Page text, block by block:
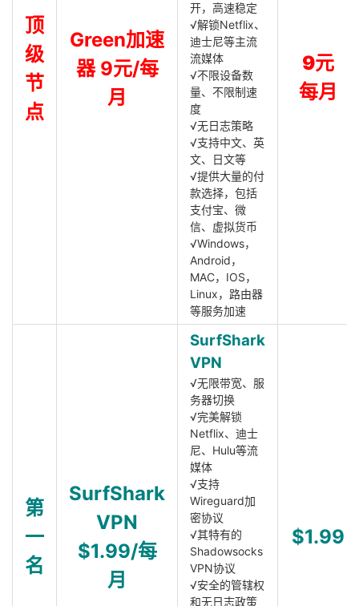
顶
级
节
点
Green加速
器 9元/每
月
开，高速稳定
√解锁Netflix、
迪士尼等主流
流媒体
√不限设备数
量、不限制速
度
√无日志策略
√支持中文、英
文、日文等
√提供大量的付
款选择，包括
支付宝、微
信、虚拟货币
√Windows，
Android，
MAC，IOS，
Linux，路由器
等服务加速
9元
每月
第
一
名
SurfShark
VPN
$1.99/每
月
SurfShark
VPN
√无限带宽、服
务器切换
√完美解锁
Netflix、迪士
尼、Hulu等流
媒体
√支持
Wireguard加
密协议
√其特有的
Shadowsocks
VPN协议
√安全的管辖权
和无日志政策
$1.99